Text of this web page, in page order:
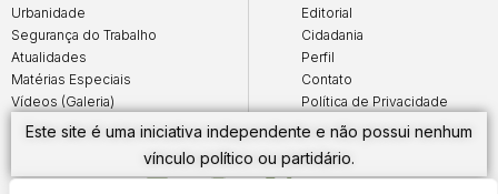
Urbanidade
Segurança do Trabalho
Atualidades
Matérias Especiais
Vídeos (Galeria)
Editorial
Cidadania
Perfil
Contato
Política de Privacidade
Este site é uma iniciativa independente e não possui nenhum
vínculo político ou partidário.